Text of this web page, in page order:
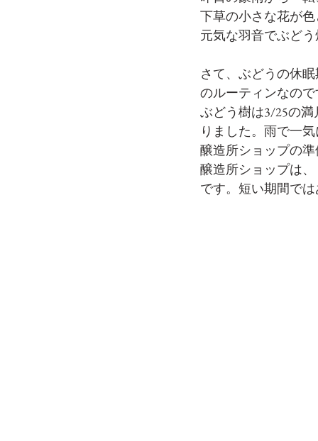
下草の小さな花が
元気な羽音でぶど
さて、ぶどうの休
のルーティンなの
ぶどう樹は3/25の
りました。雨で一
醸造所ショップの
醸造所ショップは
です。短い期間で